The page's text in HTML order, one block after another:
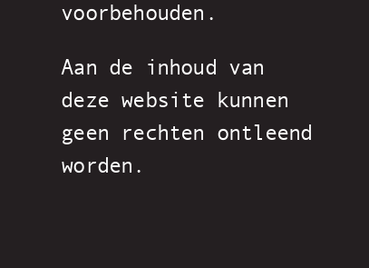
voorbehouden.
Aan de inhoud van
deze website kunnen
geen rechten ontleend
worden.